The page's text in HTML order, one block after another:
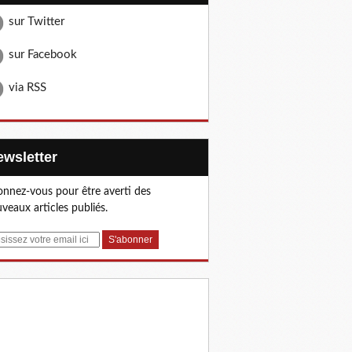
sur Twitter
sur Facebook
via RSS
vous pour être averti des
articles publiés.